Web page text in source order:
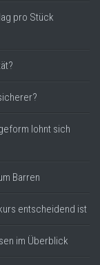
pro Stück
lohnt sich
Barren
entscheidend ist
im Überblick